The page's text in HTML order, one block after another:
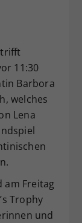
trifft
11:30
Barbora
welches
Lena
am Freitag
Trophy
und